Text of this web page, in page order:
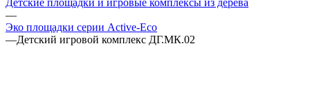
—
Эко площадки серии Active-Eco
—Детский игровой комплекс ДГ.МК.02